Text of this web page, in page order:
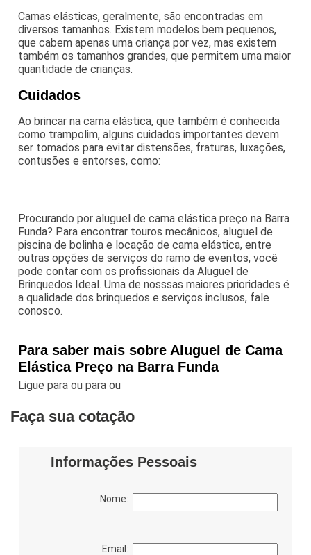
Camas elásticas, geralmente, são encontradas em
diversos tamanhos. Existem modelos bem pequenos,
que cabem apenas uma criança por vez, mas existem
também os tamanhos grandes, que permitem uma maior
quantidade de crianças.
Cuidados
Ao brincar na cama elástica, que também é conhecida
como trampolim, alguns cuidados importantes devem
ser tomados para evitar distensões, fraturas, luxações,
contusões e entorses, como:
Procurando por aluguel de cama elástica preço na Barra
Funda? Para encontrar touros mecânicos, aluguel de
piscina de bolinha e locação de cama elástica, entre
outras opções de serviços do ramo de eventos, você
pode contar com os profissionais da Aluguel de
Brinquedos Ideal. Uma de nosssas maiores prioridades é
a qualidade dos brinquedos e serviços inclusos, fale
conosco.
Para saber mais sobre Aluguel de Cama
Elástica Preço na Barra Funda
Ligue paraou paraou
Faça sua cotação
Informações Pessoais
Nome:
Email: